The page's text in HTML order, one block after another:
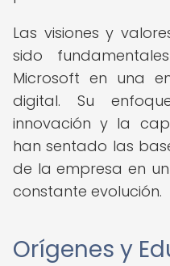
Las visiones y
sido
Microsoft en una
digital. Su
innovación y la
han sentado las
de la empresa en
constante evolución.
Orígenes y